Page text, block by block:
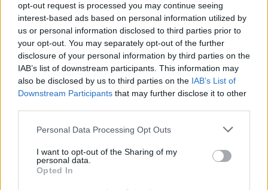
opt-out request is processed you may continue seeing
interest-based ads based on personal information utilized by
us or personal information disclosed to third parties prior to
your opt-out. You may separately opt-out of the further
disclosure of your personal information by third parties on the
IAB’s list of downstream participants. This information may
also be disclosed by us to third parties on the IAB’s List of
Downstream Participants that may further disclose it to other
Personal Data Processing Opt Outs
I want to opt-out of the Sharing of my
personal data.
Opted In
ΑΓΟΡΆ
Πώς
ασφαλίστηκαν οι
Έλληνες το 2025-
Τι δείχνουν τα
στοιχεία για
Αυτοκίνητο,
Μηχανή και
Κατοικία
08 Αυγούστου 2026
Γονεϊκότητα την
εποχή της AI: Η
αγορά του
babytech
μετατρέπει τα
βρέφη σε πηγή
δεδομένων
07 Αυγούστου 2026
Η γεωοικονομία
της παρέμβασης
στο γεν: Πώς
αλλάζουν οι
07 Αυγούστου 2026